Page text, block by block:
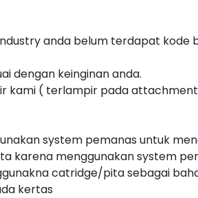
anda belum terdapat
dengan keinginan anda.
kami ( terlampir pada
system pemanas untuk
karena menggunakan system
catridge/pita sebagai
kertas